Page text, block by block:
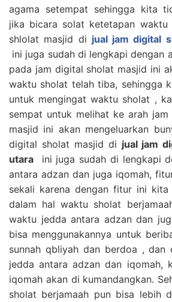
agama setempat sehingga kita
jika bicara solat ketetapan
shlolat masjid di jual jam digital
ini juga sudah di lengkapi dengan
pada jam digital sholat masjid ini
waktu sholat telah tiba, sehingga
untuk mengingat waktu sholat ,
sempat untuk melihat ke arah
masjid ini akan mengeluarkan
digital sholat masjid di jual jam
utara ini juga sudah di lengkapi
antara adzan dan juga iqomah,
sekali karena dengan fitur ini
dalam hal waktu sholat
waktu jedda antara adzan dan
bisa menggunakannya untuk
sunnah qbliyah dan berdoa , dan
jedda antara adzan dan iqomah,
iqomah akan di kumandangkan.
sholat berjamaah pun bisa lebih